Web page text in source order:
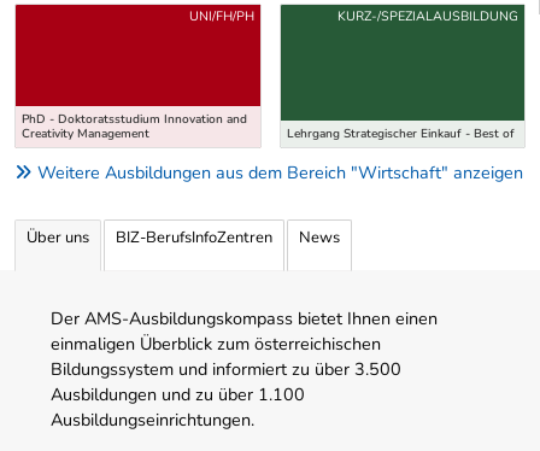
Uber weitere Ausbildungsvorschläge
PhD - Doktoratsstudium Innovation and
Creativity Management
UNI/FH/PH
Lehrgang Strategischer Einkauf - Best of
KURZ-/SPEZIALAUSBILDUNG
Weitere Ausbildungen aus dem Bereich "Wirtschaft" anzeigen
Über uns BIZ-BerufsInfoZentren News
Der AMS-Ausbildungskompass bietet Ihnen einen
einmaligen Überblick zum österreichischen
Bildungssystem und informiert zu über 3.500
Ausbildungen und zu über 1.100
Ausbildungseinrichtungen.